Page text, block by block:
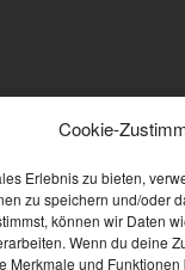
Cookie-
Erlebnis zu bieten,
zu speichern und/oder
können wir Daten
Wenn du deine
Merkmale und